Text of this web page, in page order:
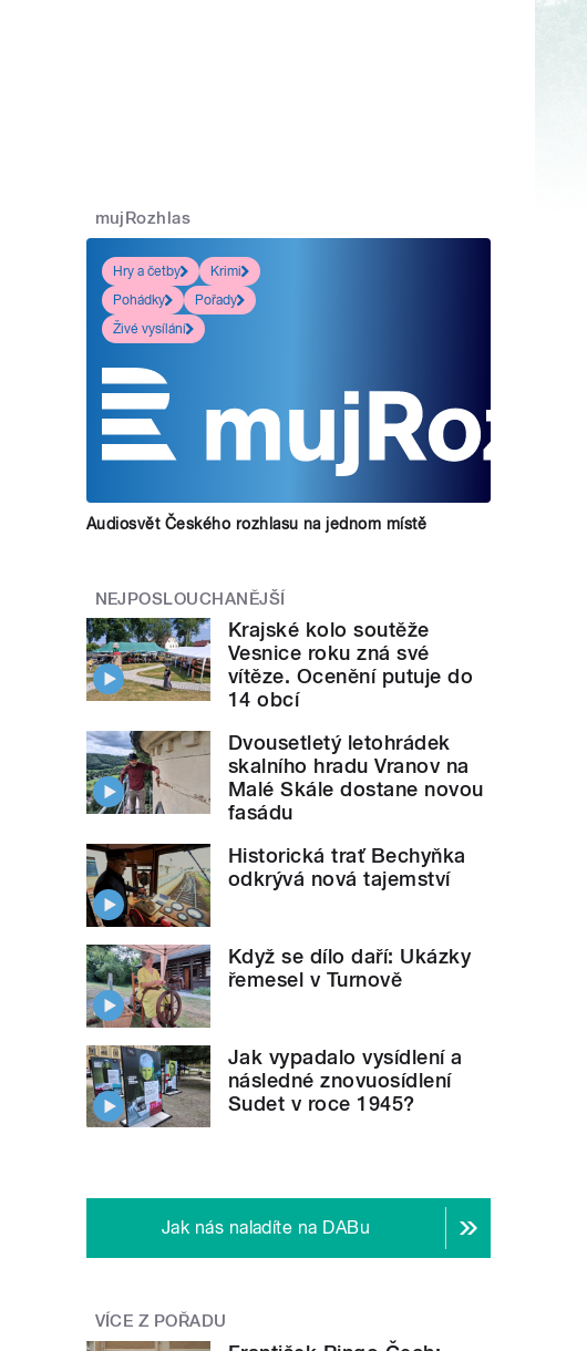
mujRozhlas
Hry a četby
Krimi
Pohádky
Pořady
Živé vysílání
Audiosvět Českého rozhlasu na jednom místě
NEJPOSLOUCHANĚJŠÍ
Krajské kolo soutěže
Vesnice roku zná své
vítěze. Ocenění putuje do
14 obcí
Dvousetletý letohrádek
skalního hradu Vranov na
Malé Skále dostane novou
fasádu
Historická trať Bechyňka
odkrývá nová tajemství
Když se dílo daří: Ukázky
řemesel v Turnově
Jak vypadalo vysídlení a
následné znovuosídlení
Sudet v roce 1945?
Jak nás naladíte na DABu
VÍCE Z POŘADU